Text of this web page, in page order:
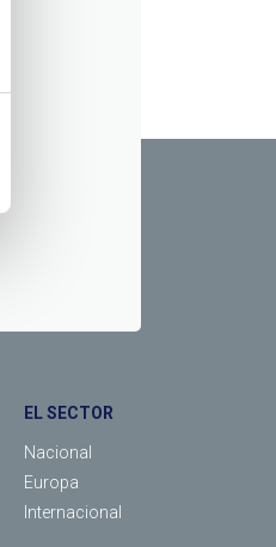
EL SECTOR
Nacional
Europa
Internacional